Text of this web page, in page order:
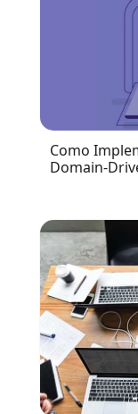
Como
Domain-